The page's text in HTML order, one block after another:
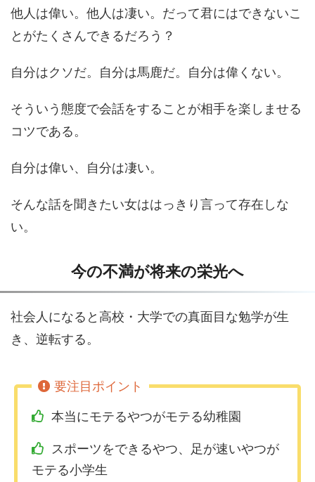
他人は偉い。他人は凄い。だって君にはできないこ
とがたくさんできるだろう？
自分はクソだ。自分は馬鹿だ。自分は偉くない。
そういう態度で会話をすることが相手を楽しませる
コツである。
自分は偉い、自分は凄い。
そんな話を聞きたい女ははっきり言って存在しな
い。
今の不満が将来の栄光へ
社会人になると高校・大学での真面目な勉学が生
き、逆転する。
本当にモテるやつがモテる幼稚園
スポーツをできるやつ、足が速いやつが
モテる小学生